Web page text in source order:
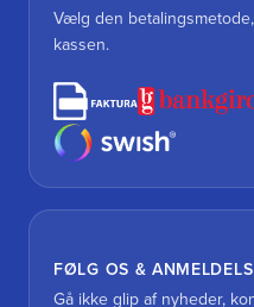
Vælg den
kassen.
FØLG OS &
Gå ikke glip af nyheder,